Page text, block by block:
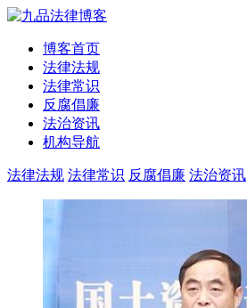
博客首页
法律法规
法律常识
反腐倡廉
法治资讯
机构导航
法律法规 法律常识 反腐倡廉 法治资讯